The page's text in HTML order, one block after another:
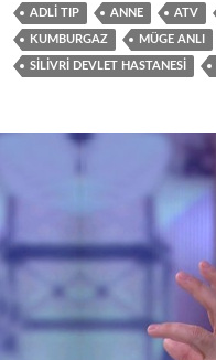
ADLI TIP ANNE ATV
KUMBURGAZ MÜGE ANLI
SILIVRI DEVLET HASTANESI